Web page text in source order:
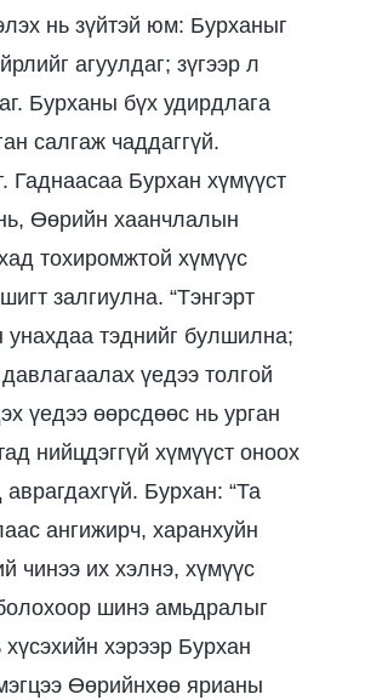
нь зүйтэй юм: Бурханыг
агуулдаг; зүгээр л
Бурханы бүх удирдлага
салгаж чаддаггүй.
Гаднаасаа Бурхан хүмүүст
Өөрийн хаанчлалын
тохиромжтой хүмүүс
залгиулна. “Тэнгэрт
унахдаа тэднийг булшилна;
үедээ толгой
үедээ өөрсдөөс нь урган
нийцдэггүй хүмүүст оноох
Бурхан: “Та
ангижирч, харанхуйн
чинээ их хэлнэ, хүмүүс
шинэ амьдралыг
хэрээр Бурхан
Өөрийнхөө ярианы